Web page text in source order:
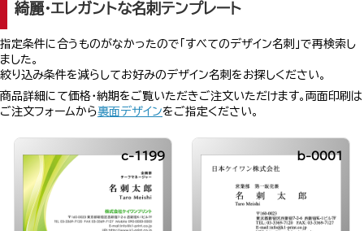
綺麗・エレガントな名刺テンプレート
指定条件に合うものがなかったので「すべてのデザイン名刺」で再検索し
ました。
絞り込み条件を減らしてお好みのデザイン名刺をお探しください。
商品詳細にて価格・納期をご覧いただきご注文いただけます。両面印刷は
ご注文フォームから裏面デザインをご指定ください。
c-1199 b-0001